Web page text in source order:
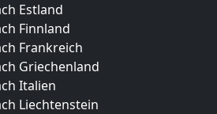
Estland
Finnland
Frankreich
Griechenland
Italien
Liechtenstein